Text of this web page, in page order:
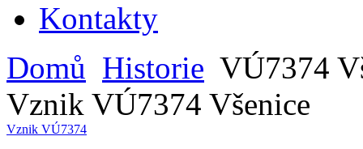
Kontakty
Domů Historie VÚ7374
Vznik VÚ7374 Všenice
Vznik VÚ7374